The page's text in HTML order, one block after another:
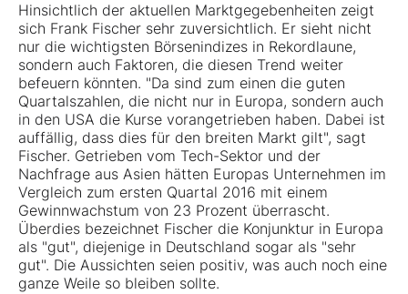
Hinsichtlich der aktuellen Marktgegebenheiten zeigt
sich Frank Fischer sehr zuversichtlich. Er sieht nicht
nur die wichtigsten Börsenindizes in Rekordlaune,
sondern auch Faktoren, die diesen Trend weiter
befeuern könnten. "Da sind zum einen die guten
Quartalszahlen, die nicht nur in Europa, sondern auch
in den USA die Kurse vorangetrieben haben. Dabei ist
auffällig, dass dies für den breiten Markt gilt", sagt
Fischer. Getrieben vom Tech-Sektor und der
Nachfrage aus Asien hätten Europas Unternehmen im
Vergleich zum ersten Quartal 2016 mit einem
Gewinnwachstum von 23 Prozent überrascht.
Überdies bezeichnet Fischer die Konjunktur in Europa
als "gut", diejenige in Deutschland sogar als "sehr
gut". Die Aussichten seien positiv, was auch noch eine
ganze Weile so bleiben sollte.